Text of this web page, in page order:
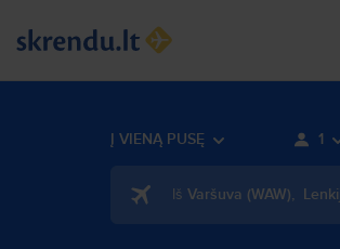
Į VIENĄ PUSĘ 1
Iš Varšuva (WAW),